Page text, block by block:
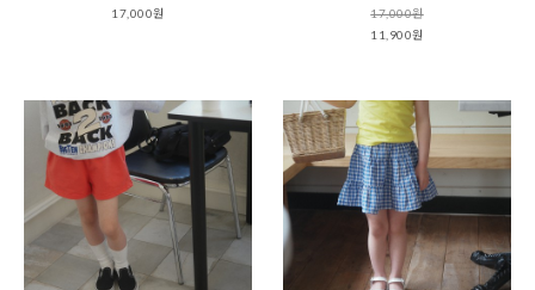
17,000원
17,000원
11,900원